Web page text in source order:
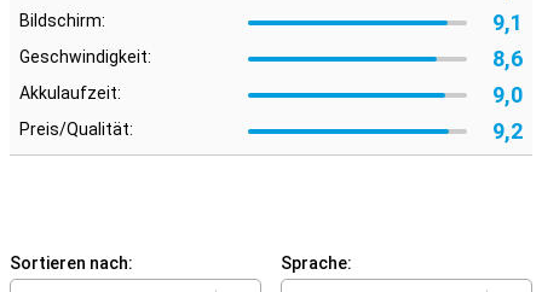
Bildschirm: 9,1
Geschwindigkeit: 8,6
Akkulaufzeit: 9,0
Preis/Qualität: 9,2
Sortieren nach: Sprache: